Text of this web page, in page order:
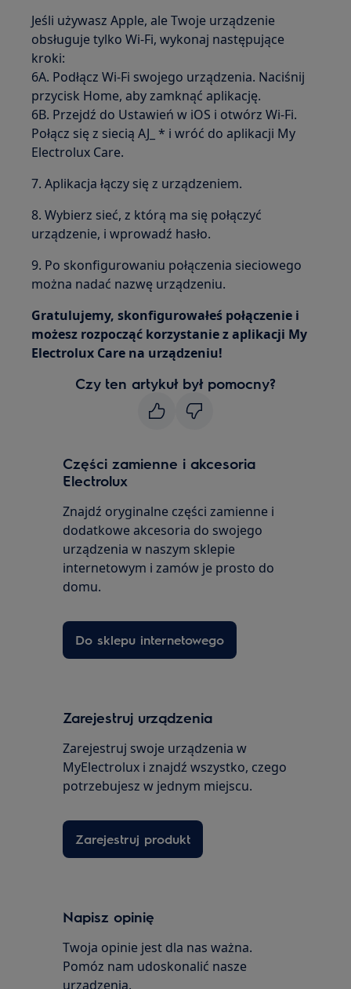
Jeśli używasz Apple, ale Twoje urządzenie
obsługuje tylko Wi-Fi, wykonaj następujące
kroki:
6A. Podłącz Wi-Fi swojego urządzenia. Naciśnij
przycisk Home, aby zamknąć aplikację.
6B. Przejdź do Ustawień w iOS i otwórz Wi-Fi.
Połącz się z siecią AJ_ * i wróć do aplikacji My
Electrolux Care.
7. Aplikacja łączy się z urządzeniem.
8. Wybierz sieć, z którą ma się połączyć
urządzenie, i wprowadź hasło.
9. Po skonfigurowaniu połączenia sieciowego
można nadać nazwę urządzeniu.
Gratulujemy, skonfigurowałeś połączenie i
możesz rozpocząć korzystanie z aplikacji My
Electrolux Care na urządzeniu!
Czy ten artykuł był pomocny?
Części zamienne i akcesoria
Electrolux
Znajdź oryginalne części zamienne i
dodatkowe akcesoria do swojego
urządzenia w naszym sklepie
internetowym i zamów je prosto do
domu.
Do sklepu internetowego
Zarejestruj urządzenia
Zarejestruj swoje urządzenia w
MyElectrolux i znajdź wszystko, czego
potrzebujesz w jednym miejscu.
Zarejestruj produkt
Napisz opinię
Twoja opinie jest dla nas ważna.
Pomóz nam udoskonalić nasze
urządzenia.